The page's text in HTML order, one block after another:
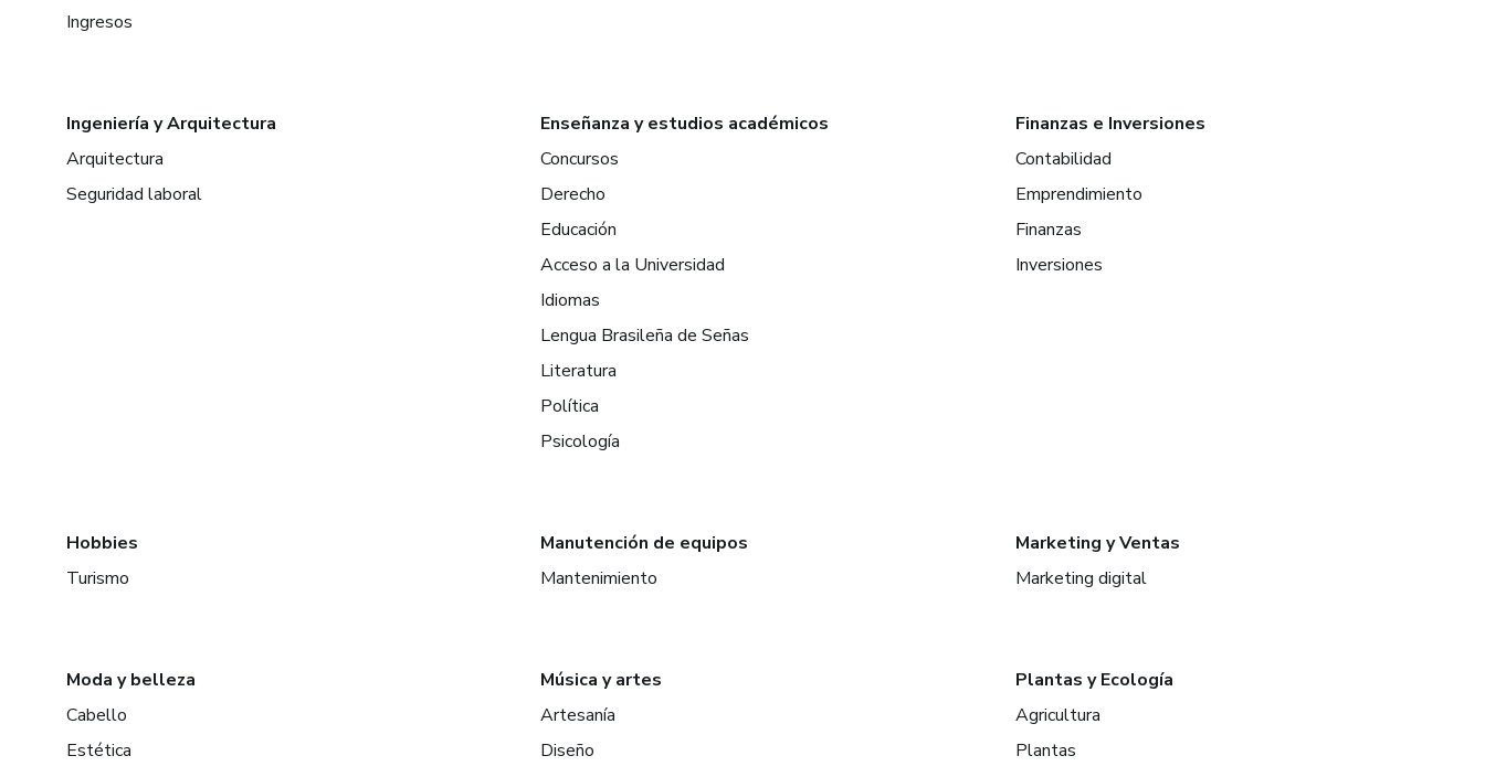
Ingresos
Ingeniería y Arquitectura
Arquitectura
Seguridad laboral
Enseñanza y estudios académicos
Concursos
Derecho
Educación
Acceso a la Universidad
Idiomas
Lengua Brasileña de Señas
Literatura
Política
Psicología
Finanzas e Inversiones
Contabilidad
Emprendimiento
Finanzas
Inversiones
Hobbies
Turismo
Manutención de equipos
Mantenimiento
Marketing y Ventas
Marketing digital
Moda y belleza
Cabello
Estética
Música y artes
Artesanía
Diseño
Plantas y Ecología
Agricultura
Plantas